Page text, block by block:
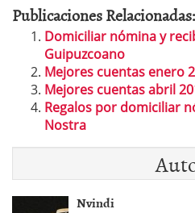
Publicaciones Relacionadas:
Domiciliar nómina y
Guipuzcoano
Mejores cuentas enero
Mejores cuentas abril
Regalos por domiciliar
Nostra
Nvindi